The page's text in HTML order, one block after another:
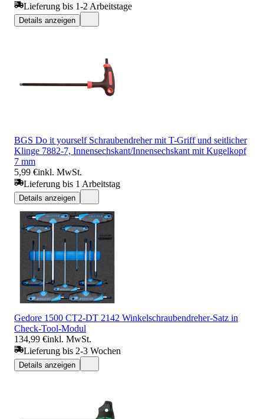
Lieferung bis 1-2 Arbeitstage
Details anzeigen
BGS Do it yourself Schraubendreher mit T-Griff und seitlicher
Klinge 7882-7, Innensechskant/Innensechskant mit Kugelkopf
7 mm
5,99 €inkl. MwSt.
Lieferung bis 1 Arbeitstag
Details anzeigen
Gedore 1500 CT2-DT 2142 Winkelschraubendreher-Satz in
Check-Tool-Modul
134,99 €inkl. MwSt.
Lieferung bis 2-3 Wochen
Details anzeigen